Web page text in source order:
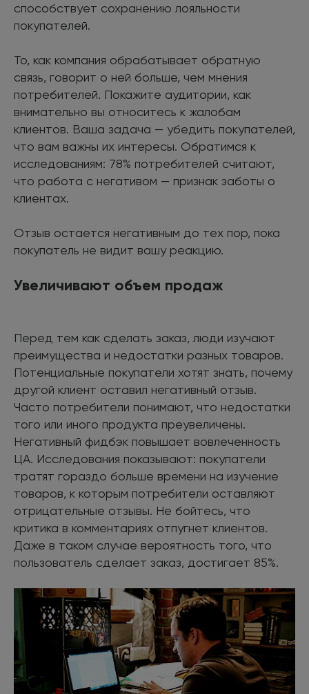
способствует сохранению лояльности
покупателей.
То, как компания обрабатывает обратную
связь, говорит о ней больше, чем мнения
потребителей. Покажите аудитории, как
внимательно вы относитесь к жалобам
клиентов. Ваша задача — убедить покупателей,
что вам важны их интересы. Обратимся к
исследованиям: 78% потребителей считают,
что работа с негативом — признак заботы о
клиентах.
Отзыв остается негативным до тех пор, пока
покупатель не видит вашу реакцию.
Увеличивают объем продаж
Перед тем как сделать заказ, люди изучают
преимущества и недостатки разных товаров.
Потенциальные покупатели хотят знать, почему
другой клиент оставил негативный отзыв.
Часто потребители понимают, что недостатки
того или иного продукта преувеличены.
Негативный фидбэк повышает вовлеченность
ЦА. Исследования показывают: покупатели
тратят гораздо больше времени на изучение
товаров, к которым потребители оставляют
отрицательные отзывы. Не бойтесь, что
критика в комментариях отпугнет клиентов.
Даже в таком случае вероятность того, что
пользователь сделает заказ, достигает 85%.